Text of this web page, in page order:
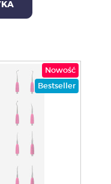
Nowość
Bestseller